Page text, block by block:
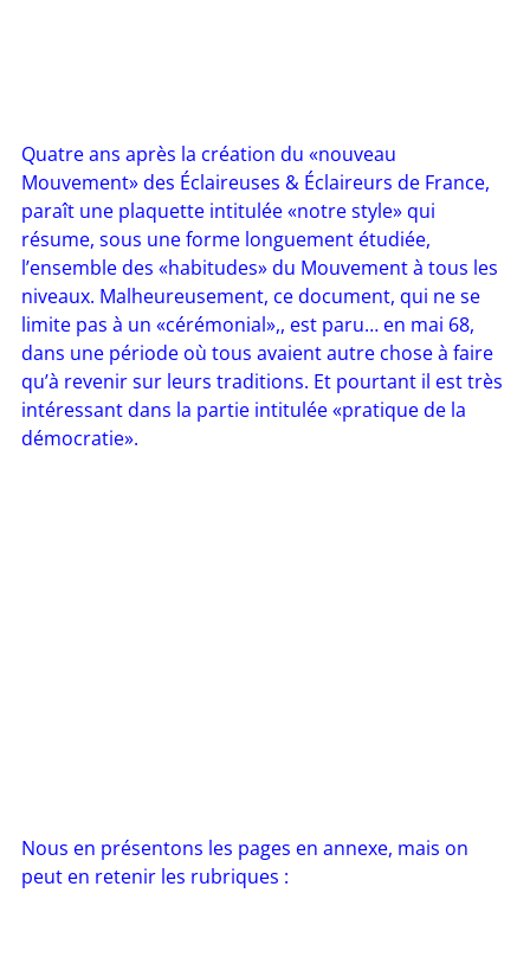
Quatre ans après la création du «nouveau
Mouvement» des Éclaireuses & Éclaireurs de France,
paraît une plaquette intitulée «notre style» qui
résume, sous une forme longuement étudiée,
l’ensemble des «habitudes» du Mouvement à tous les
niveaux. Malheureusement, ce document, qui ne se
limite pas à un «cérémonial»,, est paru… en mai 68,
dans une période où tous avaient autre chose à faire
qu’à revenir sur leurs traditions. Et pourtant il est très
intéressant dans la partie intitulée «pratique de la
démocratie».
Nous en présentons les pages en annexe, mais on
peut en retenir les rubriques :